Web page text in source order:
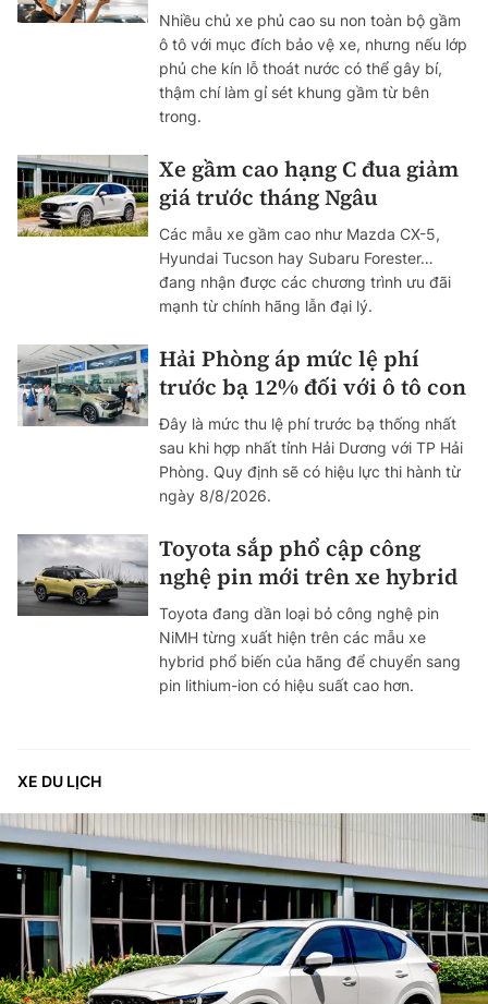
Nhiều chủ xe phủ cao su non toàn bộ gầm
ô tô với mục đích bảo vệ xe, nhưng nếu lớp
phủ che kín lỗ thoát nước có thể gây bí,
thậm chí làm gỉ sét khung gầm từ bên
trong.
Xe gầm cao hạng C đua giảm
giá trước tháng Ngâu
Các mẫu xe gầm cao như Mazda CX-5,
Hyundai Tucson hay Subaru Forester…
đang nhận được các chương trình ưu đãi
mạnh từ chính hãng lẫn đại lý.
Hải Phòng áp mức lệ phí
trước bạ 12% đối với ô tô con
Đây là mức thu lệ phí trước bạ thống nhất
sau khi hợp nhất tỉnh Hải Dương với TP Hải
Phòng. Quy định sẽ có hiệu lực thi hành từ
ngày 8/8/2026.
Toyota sắp phổ cập công
nghệ pin mới trên xe hybrid
Toyota đang dần loại bỏ công nghệ pin
NiMH từng xuất hiện trên các mẫu xe
hybrid phổ biến của hãng để chuyển sang
pin lithium-ion có hiệu suất cao hơn.
XE DU LỊCH